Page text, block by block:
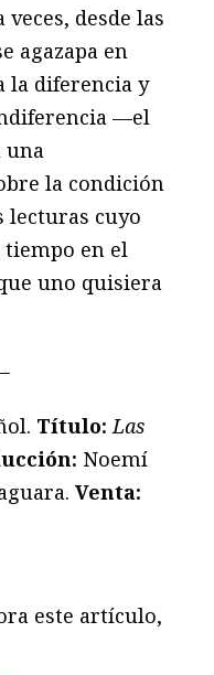
desde las
agazapa en
la diferencia y
—el
una
la condición
lecturas cuyo
en el
uno quisiera
Título:Las
Noemí
Venta:
este artículo,